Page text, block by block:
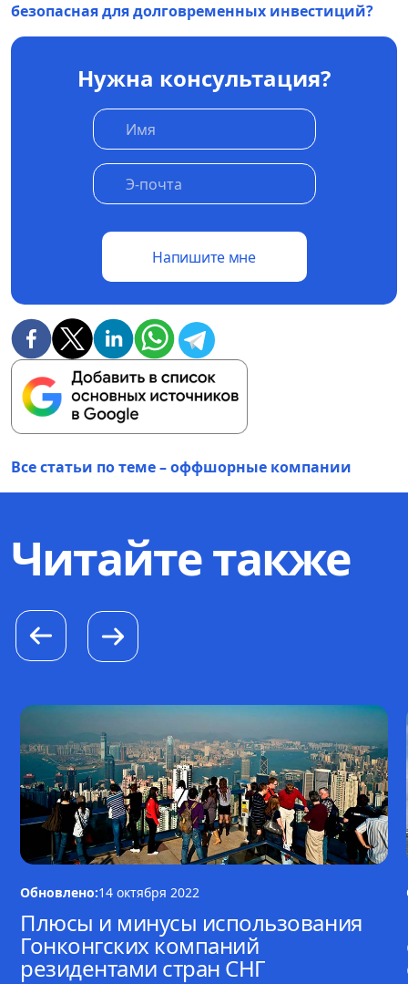
безопасная для долговременных инвестиций?
Нужна консультация?
Напишите мне
Все статьи по теме – оффшорные компании
Читайте также
Обновлено:14 октября 2022
Плюсы и минусы использования
Гонконгских компаний
резидентами стран СНГ